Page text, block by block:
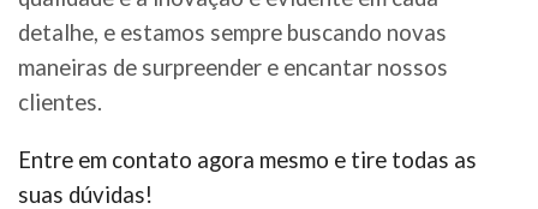
detalhe, e estamos sempre buscando novas
maneiras de surpreender e encantar nossos
clientes.
Entre em contato agora mesmo e tire todas as
suas dúvidas!